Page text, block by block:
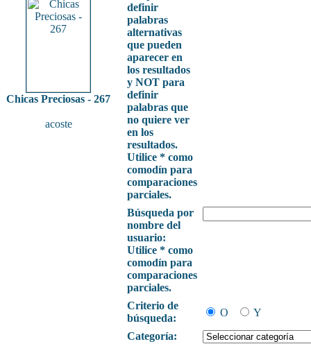
Chicas Preciosas - 267
acoste
definir
palabras
alternativas
que pueden
aparecer en
los resultados
y NOT para
definir
palabras que
no quiere ver
en los
resultados.
Utilice * como
comodín para
comparaciones
parciales.
Búsqueda por
nombre del
usuario:
Utilice * como
comodín para
comparaciones
parciales.
Criterio de
búsqueda:
O
Y
Categoría: